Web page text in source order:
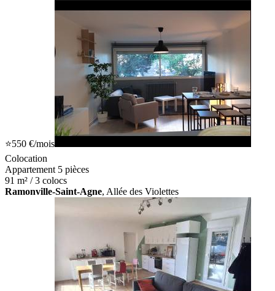
⭐550 €/mois
Colocation
Appartement 5 pièces
91 m² / 3 colocs
Ramonville-Saint-Agne, Allée des Violettes